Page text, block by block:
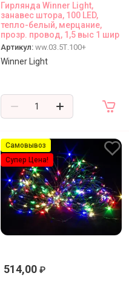
Гирлянда Winner Light,
занавес штора, 100 LED,
тепло-белый, мерцание,
прозр. провод, 1,5 выс 1 шир
Артикул: ww.03.5Т.100+
Winner Light
Самовывоз
Супер Цена!
514,00 ₽